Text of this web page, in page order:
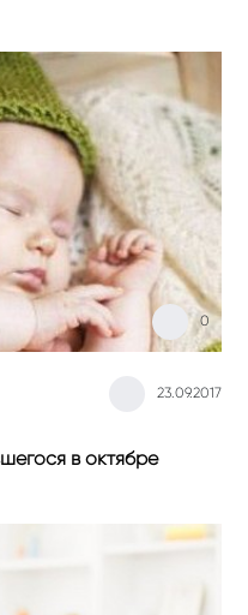
23.09.2017
0
в октябре